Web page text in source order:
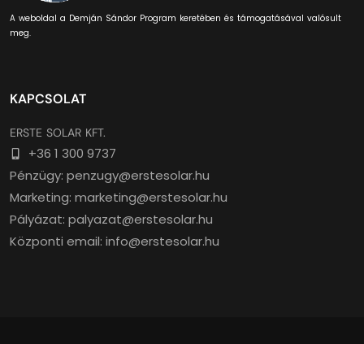
A weboldal a Demján Sándor Program keretében és támogatásával valósult
meg.
KAPCSOLAT
ERSTE SOLAR KFT.
+36 1 300 9737
Pénzügy: penzugy@erstesolar.hu
Marketing: marketing@erstesolar.hu
Pályázat: palyazat@erstesolar.hu
Központi email: info@erstesolar.hu